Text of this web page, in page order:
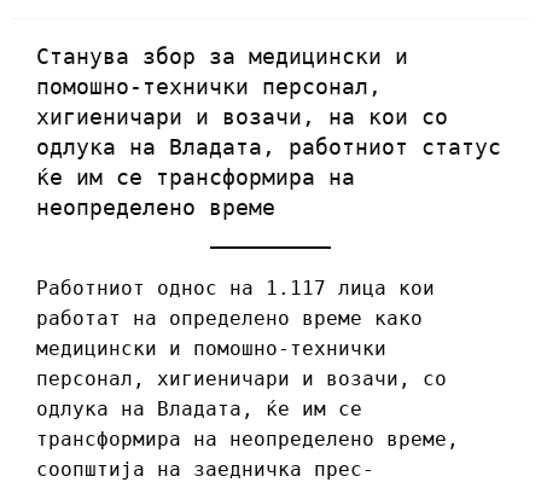
Станува збор за медицински и
помошно-технички персонал,
хигиеничари и возачи, на кои со
одлука на Владата, работниот статус
ќе им се трансформира на
неопределено време
Работниот однос на 1.117 лица кои
работат на определено време како
медицински и помошно-технички
персонал, хигиеничари и возачи, со
одлука на Владата, ќе им се
трансформира на неопределено време,
соопштија на заедничка прес-